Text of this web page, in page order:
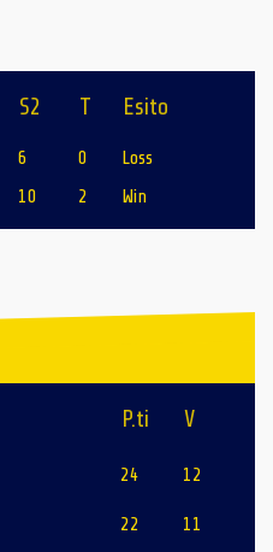
S2 T Esito
6 0
Loss
10 2 Win
P.ti V
24 12
22 11